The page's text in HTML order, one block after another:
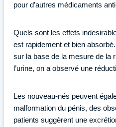
pour d’autres médicaments
Quels sont les effets
est rapidement et bien
sur la base de la mesure de la
l’urine, on a observé une
Les nouveau-nés peuvent
malformation du pénis, des
patients suggèrent une